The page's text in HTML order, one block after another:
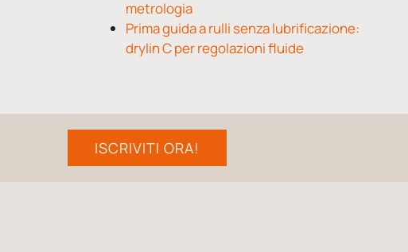
metrologia
Prima guida a rulli senza lubrificazione:
drylin C per regolazioni fluide
ISCRIVITI ORA!